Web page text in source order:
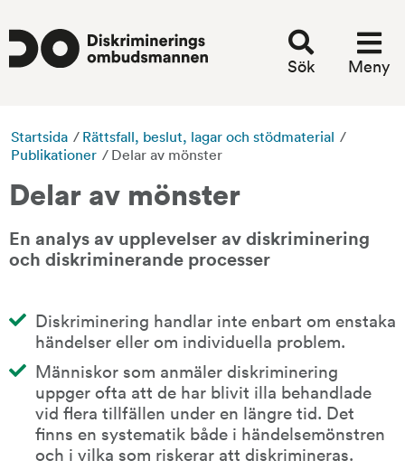
Sök Meny
Startsida / Rättsfall, beslut, lagar och stödmaterial /
Publikationer / Delar av mönster
Delar av mönster
En analys av upplevelser av diskriminering
och diskriminerande processer
Diskriminering handlar inte enbart om enstaka
händelser eller om individuella problem.
Människor som anmäler diskriminering
uppger ofta att de har blivit illa behandlade
vid flera tillfällen under en längre tid. Det
finns en systematik både i händelsemönstren
och i vilka som riskerar att diskrimineras.